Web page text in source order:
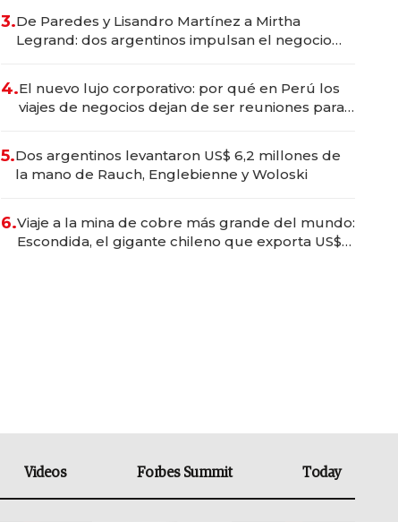
3.De Paredes y Lisandro Martínez a Mirtha
Legrand: dos argentinos impulsan el negocio
4.El nuevo lujo corporativo: por qué en Perú los
viajes de negocios dejan de ser reuniones para
5.Dos argentinos levantaron US$ 6,2 millones de
la mano de Rauch, Englebienne y Woloski
6.Viaje a la mina de cobre más grande del mundo:
Escondida, el gigante chileno que exporta US$
Videos Forbes Summit Today